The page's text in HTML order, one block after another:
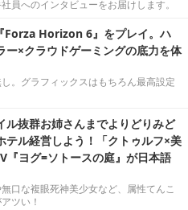
員へのインタビューをお届けします。
Forza Horizon 6』をプレイ。ハ
ー×クラウドゲーミングの底力を体
。グラフィックスはもちろん最高設定
ル抜群お姉さんまでよりどりみど
テル経営しよう！「クトゥルフ×美
『ヨグ=ソトースの庭』が日本語
口な複眼死神美少女など、属性てんこ
ツい！